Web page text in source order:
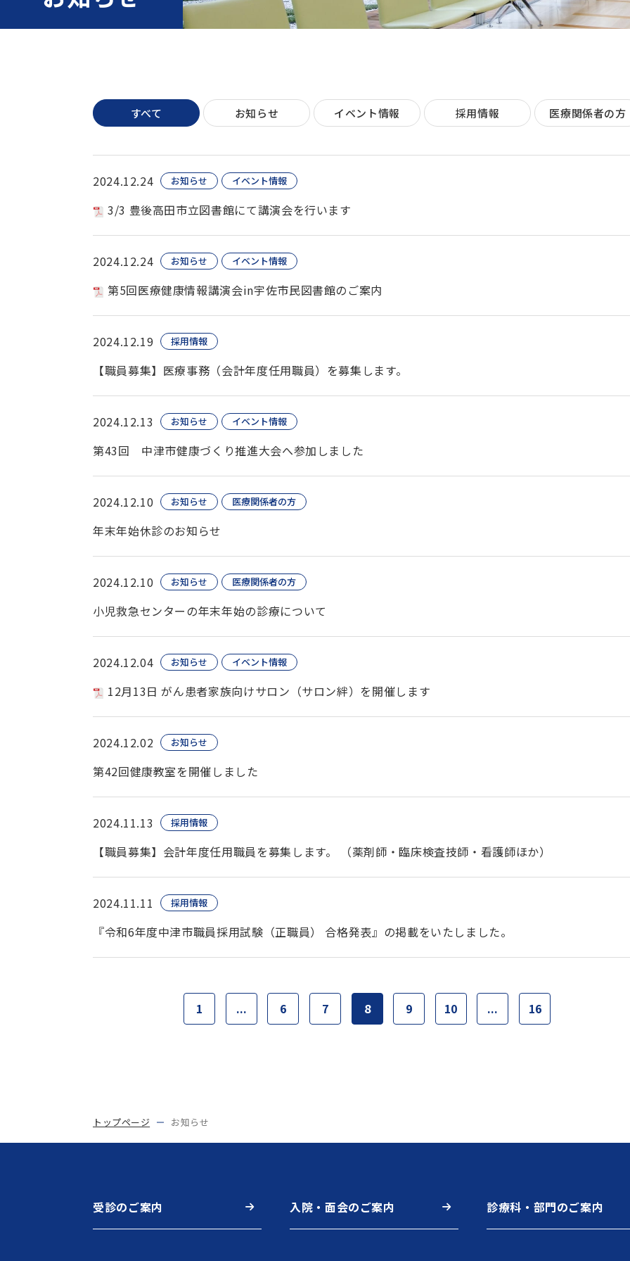
すべて お知らせ イベント情報 採用情報 医療関係者の方
2024.12.24 お知らせ イベント情報
3/3 豊後高田市立図書館にて講演会を行います
2024.12.24 お知らせ イベント情報
第5回医療健康情報講演会in宇佐市民図書館のご案内
2024.12.19 採用情報
【職員募集】医療事務（会計年度任用職員）を募集します。
2024.12.13 お知らせ イベント情報
第43回 中津市健康づくり推進大会へ参加しました
2024.12.10 お知らせ 医療関係者の方
年末年始休診のお知らせ
2024.12.10 お知らせ 医療関係者の方
小児救急センターの年末年始の診療について
2024.12.04 お知らせ イベント情報
12月13日 がん患者家族向けサロン（サロン絆）を開催します
2024.12.02 お知らせ
第42回健康教室を開催しました
2024.11.13 採用情報
【職員募集】会計年度任用職員を募集します。 （薬剤師・臨床検査技師・看護師ほか）
2024.11.11 採用情報
『令和6年度中津市職員採用試験（正職員） 合格発表』の掲載をいたしました。
1 ... 6 7 8 9 10 ... 16
トップページ お知らせ
受診のご案内 入院・面会のご案内 診療科・部門のご案内